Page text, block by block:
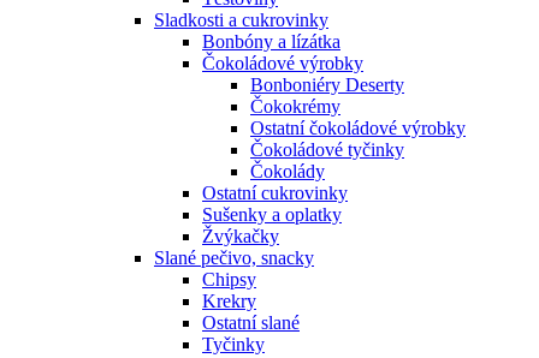
Sladkosti a cukrovinky
Bonbóny a lízátka
Čokoládové výrobky
Bonboniéry Deserty
Čokokrémy
Ostatní čokoládové výrobky
Čokoládové tyčinky
Čokolády
Ostatní cukrovinky
Sušenky a oplatky
Žvýkačky
Slané pečivo, snacky
Chipsy
Krekry
Ostatní slané
Tyčinky